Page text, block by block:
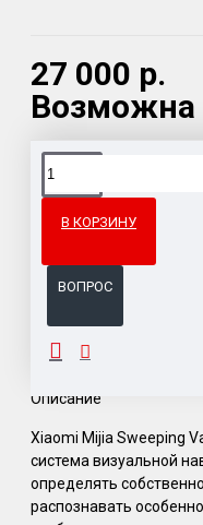
27 000 р.
Возможна
В КОРЗИНУ
ВОПРОС
Доставка
ОПИСАНИЕ
Описание
Xiaomi Mijia Sweeping
система визуальной
определять
распознавать